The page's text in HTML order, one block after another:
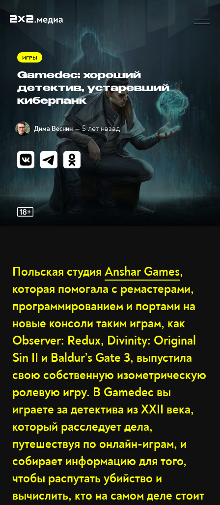
ИГРЫ
Gamedec: хороший
детектив, устаревший
киберпанк
Дима Веснин — 5 лет назад
Польская студия Anshar Games,
которая помогала с ремастерами,
программированием и портами на
новые консоли таким играм, как
Observer: Redux, Divinity: Original
Sin II и Baldur’s Gate 3, выпустила
свою собственную изометрическую
ролевую игру. В Gamedec вы
играете за детектива из XXII века,
который расследует дела,
путешествуя по онлайн-играм, и
собирает информацию для того,
чтобы распутать убийство и
вычислить, кто на самом деле стоит